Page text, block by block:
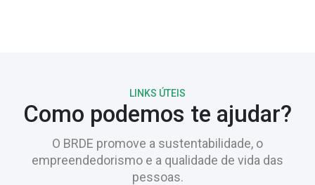
LINKS ÚTEIS
Como podemos te ajudar?
O BRDE promove a sustentabilidade, o
empreendedorismo e a qualidade de vida das
pessoas.